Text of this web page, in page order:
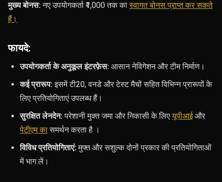
मुख्य बोनस:नए उपयोगकर्ता ₹1,000 तक कास्वागत बोनस प्राप्त कर सकते
हैं।
फायदे:
उपयोगकर्ता के अनुकूल इंटरफ़ेस: आसान नेविगेशन और टीम निर्माण।
कई प्रारूप:इसमें टी20, वनडे और टेस्ट मैचों सहित विभिन्न प्रारूपों के
लिए प्रतियोगिताएं उपलब्ध हैं।
सुरक्षित लेनदेन:परेशानी मुक्त जमा और निकासी के लिएयूपीआईऔर
पेटीएम कासमर्थन करता है ।
विविध प्रतियोगिताएं:मुफ्त और सशुल्क दोनों प्रकार की प्रतियोगिताओं
में भाग लें।